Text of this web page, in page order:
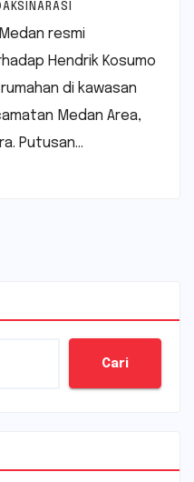
resmi
Hendrik Kosumo
di kawasan
Medan Area,
Putusan…
Cari